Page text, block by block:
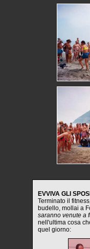
EVVIVA GLI
Terminato il
budello, mollai a
saranno venute a
nell'ultima cosa
quel giorno: